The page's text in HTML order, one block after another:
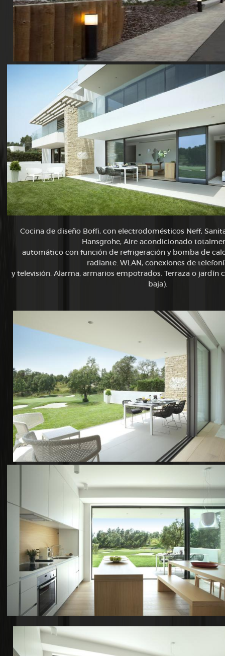
Cocina de diseño Boffi, con electrodomésticos Neff,
Hansgrohe, Aire acondicionado
automático con función de refrigeración y bomba de
radiante. WLAN, conexiones de
y televisión. Alarma, armarios empotrados. Terraza o jardín
baja).